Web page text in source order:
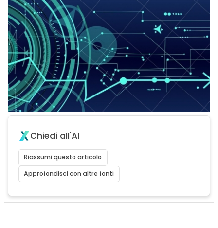
Chiedi all'AI
Riassumi questo articolo
Approfondisci con altre fonti